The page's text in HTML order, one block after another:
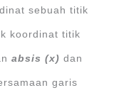
sebuah titik
koordinat titik
absis (x)dan
garis